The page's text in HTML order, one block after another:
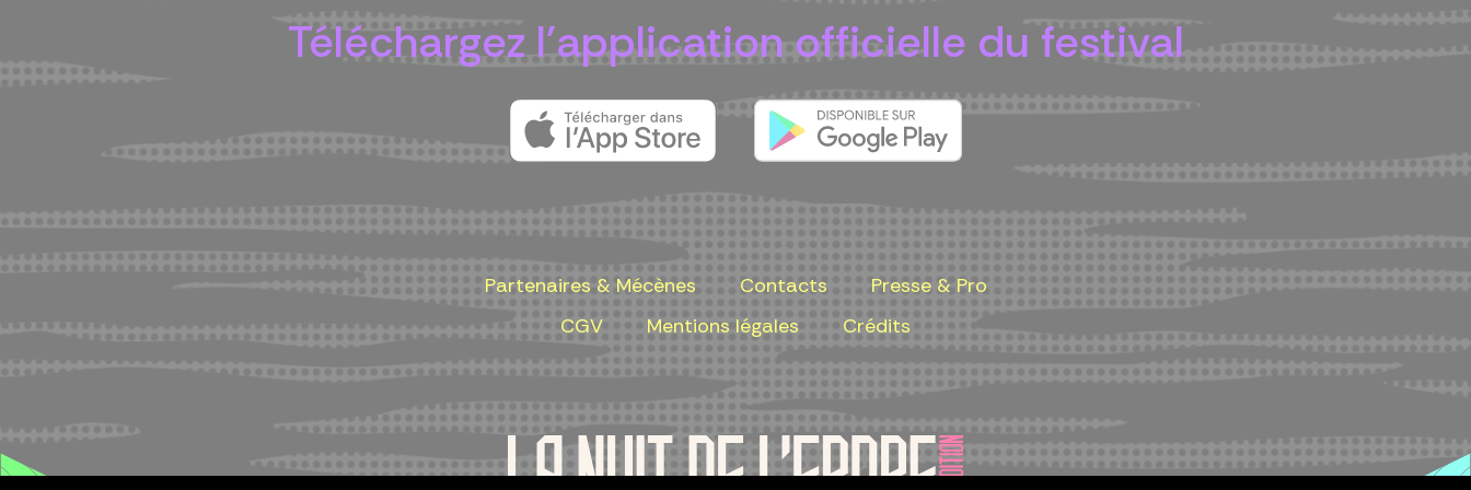
Téléchargez l'application officielle du festival
Partenaires & Mécènes Contacts
Presse & Pro
CGV
Mentions légales Crédits